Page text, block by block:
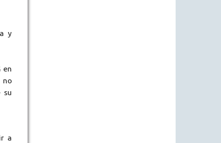
y
en
no
su
a